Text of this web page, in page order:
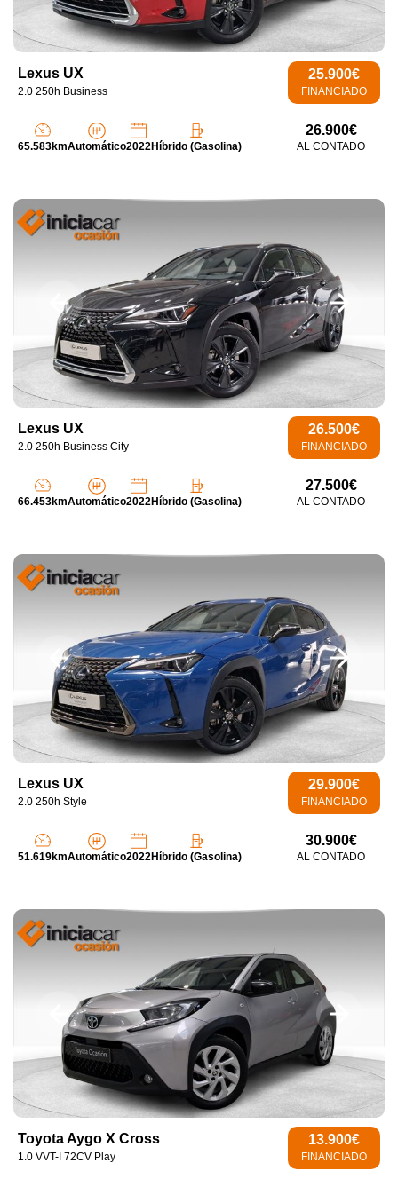
Lexus UX
2.0 250h Business
25.900€
FINANCIADO
65.583kmAutomático2022Híbrido (Gasolina)
26.900€
AL CONTADO
Lexus UX
2.0 250h Business City
26.500€
FINANCIADO
66.453kmAutomático2022Híbrido (Gasolina)
27.500€
AL CONTADO
Lexus UX
2.0 250h Style
29.900€
FINANCIADO
51.619kmAutomático2022Híbrido (Gasolina)
30.900€
AL CONTADO
Toyota Aygo X Cross
1.0 VVT-I 72CV Play
13.900€
FINANCIADO